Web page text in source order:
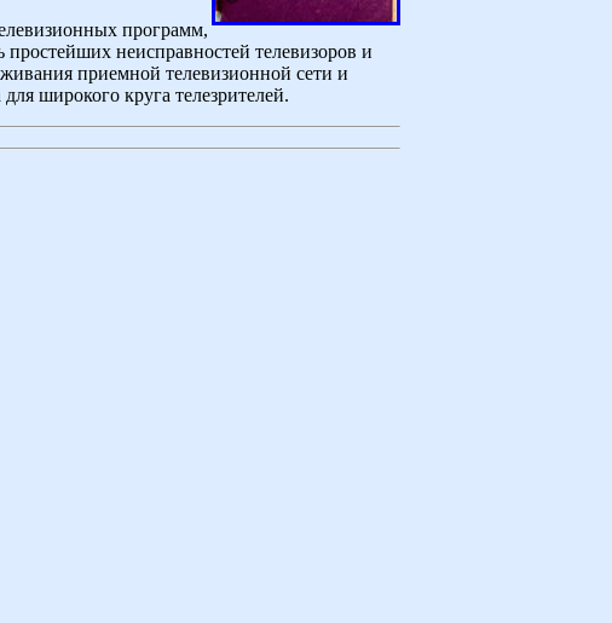
программ,
простейших неисправностей телевизоров и
приемной телевизионной сети и
широкого круга телезрителей.